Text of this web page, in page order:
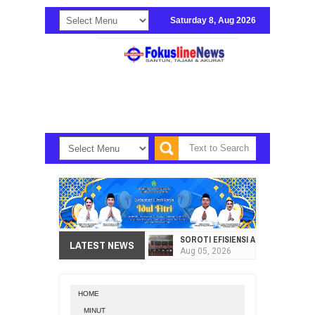
Saturday 8, Aug 2026
LATEST NEWS SOROTI EFISIENSI APBD, DPRD
Aug 05, 2026
HOME
MINUT